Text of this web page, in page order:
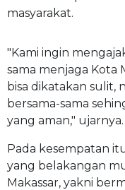
masyarakat.
"Kami ingin
sama menjaga Kota
bisa dikatakan sulit,
bersama-sama
yang aman," ujarnya.
Pada kesempatan
yang belakangan
Makassar, yakni